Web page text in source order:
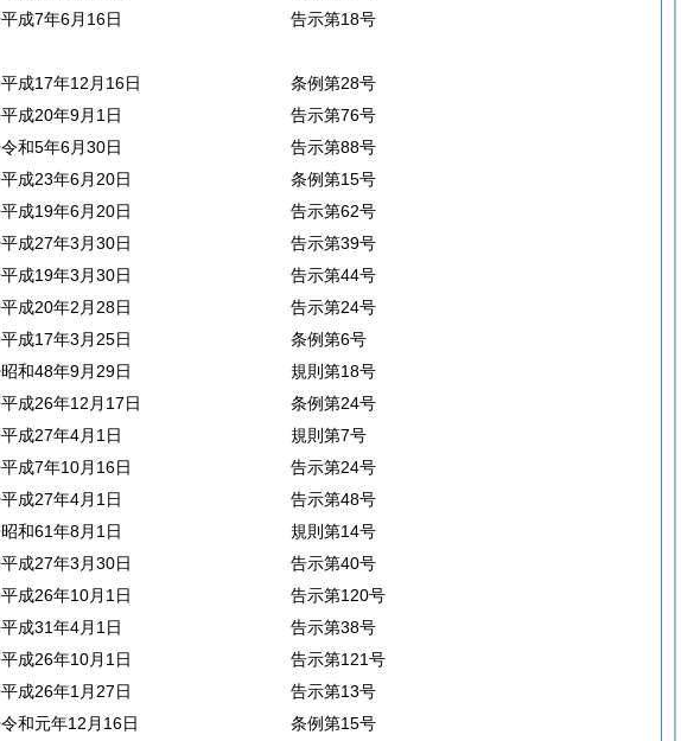
成7年6月16日
告示第18号
成17年12月16日
条例第28号
成20年9月1日
告示第76号
和5年6月30日
告示第88号
成23年6月20日
条例第15号
成19年6月20日
告示第62号
成27年3月30日
告示第39号
成19年3月30日
告示第44号
成20年2月28日
告示第24号
成17年3月25日
条例第6号
和48年9月29日
規則第18号
成26年12月17日
条例第24号
成27年4月1日
規則第7号
成7年10月16日
告示第24号
成27年4月1日
告示第48号
和61年8月1日
規則第14号
成27年3月30日
告示第40号
成26年10月1日
告示第120号
成31年4月1日
告示第38号
成26年10月1日
告示第121号
成26年1月27日
告示第13号
和元年12月16日 条例第15号